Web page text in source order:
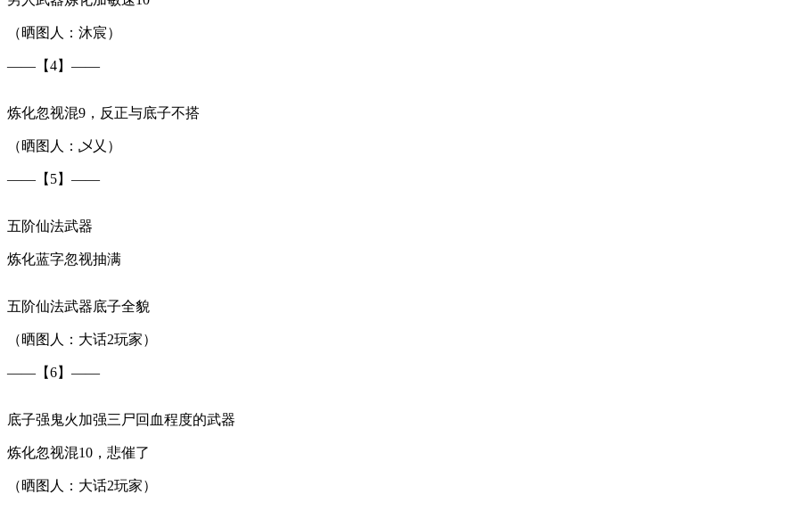
（晒图人：沐宸）
——【4】——
炼化忽视混9，反正与底子不搭
（晒图人：乄乂）
——【5】——
五阶仙法武器
炼化蓝字忽视抽满
五阶仙法武器底子全貌
（晒图人：大话2玩家）
——【6】——
底子强鬼火加强三尸回血程度的武器
炼化忽视混10，悲催了
（晒图人：大话2玩家）